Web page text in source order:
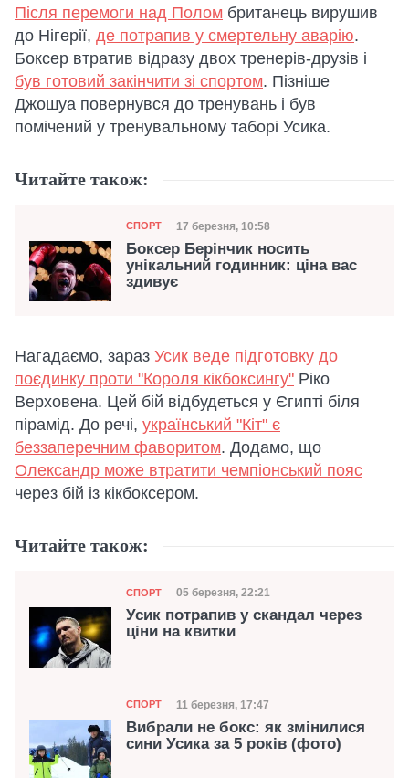
Після перемоги над Полом британець вирушив
до Нігерії, де потрапив у смертельну аварію.
Боксер втратив відразу двох тренерів-друзів і
був готовий закінчити зі спортом. Пізніше
Джошуа повернувся до тренувань і був
помічений у тренувальному таборі Усика.
Читайте також:
Категорія
СПОРТ Дата публікації
17 березня, 10:58
Боксер Берінчик носить
унікальний годинник: ціна вас
здивує
Нагадаємо, зараз Усик веде підготовку до
поєдинку проти "Короля кікбоксингу" Ріко
Верховена. Цей бій відбудеться у Єгипті біля
пірамід. До речі, український "Кіт" є
беззаперечним фаворитом. Додамо, що
Олександр може втратити чемпіонський пояс
через бій із кікбоксером.
Читайте також:
Категорія
СПОРТ Дата публікації
05 березня, 22:21
Усик потрапив у скандал через
ціни на квитки
Категорія
СПОРТ Дата публікації
11 березня, 17:47
Вибрали не бокс: як змінилися
сини Усика за 5 років (фото)